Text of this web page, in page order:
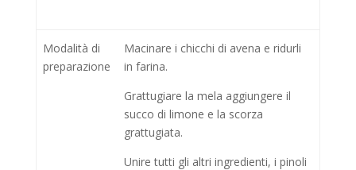
Modalità di
preparazione
Macinare i chicchi di avena e ridurli
in farina.
Grattugiare la mela aggiungere il
succo di limone e la scorza
grattugiata.
Unire tutti gli altri ingredienti, i pinoli